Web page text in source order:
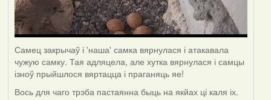
Самец закрычаў і 'наша' самка вярнулася і атакавала
чужую самку. Тая адляцела, але хутка вярнулася і самцы
ізноў прыйшлося вяртацца і праганяць яе!
Вось для чаго трэба пастаянна быць на якйах ці каля іх.